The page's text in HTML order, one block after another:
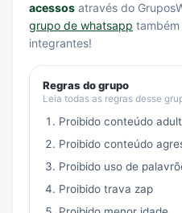
acessos através do
grupo de whatsapp
integrantes!
Regras do grupo
Leia todas as regras desse
Proibido conteúdo
Proibido conteúdo
Proibido uso de
Proibido trava zap